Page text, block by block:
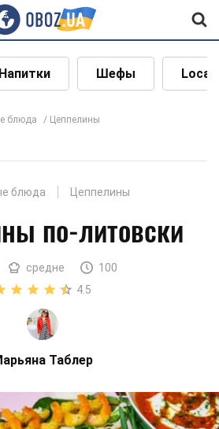
Напитки Шефы Local
блюда
Цеппелины
блюда Цеппелины
по-литовски
средне
100
4.5
Таблер